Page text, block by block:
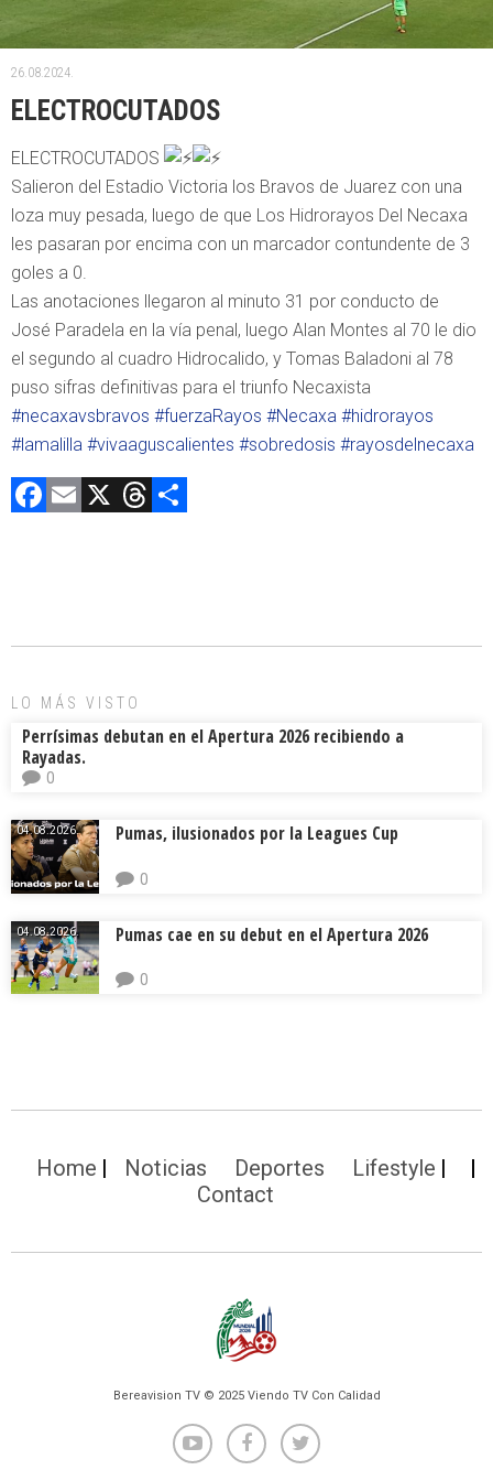
26.08.2024.
ELECTROCUTADOS
ELECTROCUTADOS
Salieron del Estadio Victoria los Bravos de Juarez con una
loza muy pesada, luego de que Los Hidrorayos Del Necaxa
les pasaran por encima con un marcador contundente de 3
goles a 0.
Las anotaciones llegaron al minuto 31 por conducto de
José Paradela en la vía penal, luego Alan Montes al 70 le dio
el segundo al cuadro Hidrocalido, y Tomas Baladoni al 78
puso sifras definitivas para el triunfo Necaxista
#necaxavsbravos #fuerzaRayos #Necaxa #hidrorayos
#lamalilla #vivaaguscalientes #sobredosis #rayosdelnecaxa
F
o
E X T
d ar
LO MÁS VISTO
Perrísimas debutan en el Apertura 2026 recibiendo a
Rayadas.
0
04.08.2026. Pumas, ilusionados por la Leagues Cup
0
04.08.2026. Pumas cae en su debut en el Apertura 2026
0
Home Noticias Deportes
Lifestyle
Contact
Bereavision TV © 2025 Viendo TV Con Calidad